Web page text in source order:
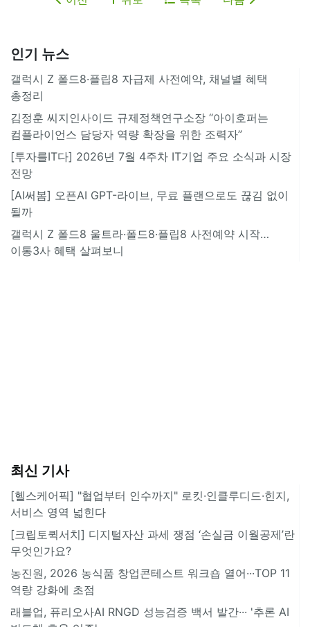
인기 뉴스
갤럭시 Z 폴드8·플립8 자급제 사전예약, 채널별 혜택
총정리
김정훈 씨지인사이드 규제정책연구소장 “아이호퍼는
컴플라이언스 담당자 역량 확장을 위한 조력자”
[투자를IT다] 2026년 7월 4주차 IT기업 주요 소식과 시장
전망
[AI써봄] 오픈AI GPT-라이브, 무료 플랜으로도 끊김 없이
될까
갤럭시 Z 폴드8 울트라·폴드8·플립8 사전예약 시작…
이통3사 혜택 살펴보니
최신 기사
[헬스케어픽] "협업부터 인수까지" 로킷·인클루디드·힌지,
서비스 영역 넓힌다
[크립토퀵서치] 디지털자산 과세 쟁점 ‘손실금 이월공제’란
무엇인가요?
농진원, 2026 농식품 창업콘테스트 워크숍 열어···TOP 11
역량 강화에 초점
래블업, 퓨리오사AI RNGD 성능검증 백서 발간··· '추론 AI